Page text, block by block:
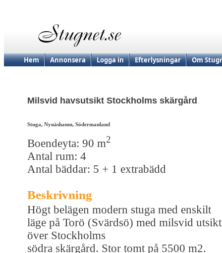
Hem Annonsera Logga in Efterlysningar Om
Milsvid havsutsikt Stockholms skärgård
Stuga, Nynäshamn, Södermanland
Boendeyta: 90 m2
Antal rum: 4
Antal bäddar: 5 + 1 extrabädd
Beskrivning
Högt belägen modern stuga med enskilt
läge på Torö (Svärdsö) med milsvid utsikt
över Stockholms
södra skärgård. Stor tomt på 5500 m2.